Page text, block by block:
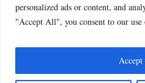
personalized ads or content, and
"Accept All", you consent to our use